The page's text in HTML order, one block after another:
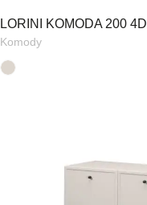
LORINI KOMODA 200 4D
Komody